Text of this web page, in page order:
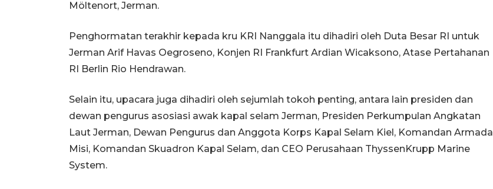
Möltenort, Jerman.
Penghormatan terakhir kepada kru KRI Nanggala itu dihadiri oleh Duta Besar RI untuk
Jerman Arif Havas Oegroseno, Konjen RI Frankfurt Ardian Wicaksono, Atase Pertahanan
RI Berlin Rio Hendrawan.
Selain itu, upacara juga dihadiri oleh sejumlah tokoh penting, antara lain presiden dan
dewan pengurus asosiasi awak kapal selam Jerman, Presiden Perkumpulan Angkatan
Laut Jerman, Dewan Pengurus dan Anggota Korps Kapal Selam Kiel, Komandan Armada
Misi, Komandan Skuadron Kapal Selam, dan CEO Perusahaan ThyssenKrupp Marine
System.